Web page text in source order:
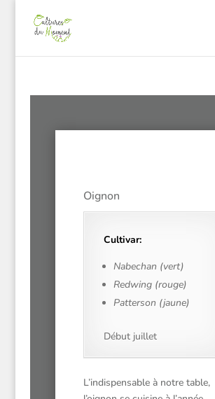
Oignon
Cultivar:
Nabechan (vert)
Redwing (rouge)
Patterson (jaune)
Début juillet
L’indispensable à notre table,